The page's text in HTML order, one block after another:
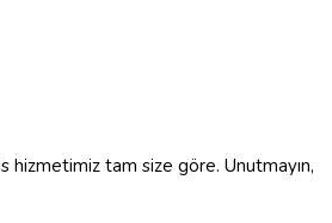
hizmetimiz tam size göre. Unutmayın,